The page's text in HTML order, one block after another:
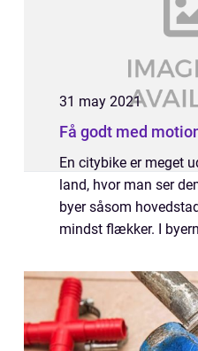
31 may 2021
Få godt med
En citybike er meget
land, hvor man ser
byer såsom
mindst flækker. I
meget cykelvenlige,